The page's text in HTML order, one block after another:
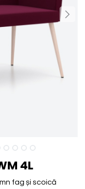
4L
fag și scoică